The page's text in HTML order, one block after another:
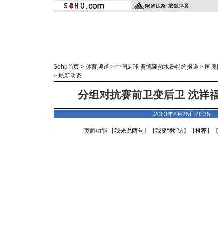
Sohu首页 > 体育频道 > 中国足球 赛德隆热水器特约报道 > 国奥
> 最新动态
分组对抗赛前卫变后卫 沈祥
2003年8月25日20:35
页面功能 【我来说两句 】【我要“揪”错】【推荐】